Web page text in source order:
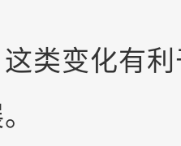
变化有利